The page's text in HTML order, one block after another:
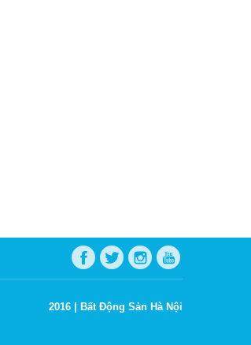
2016 | Bất Động Sản Hà Nội